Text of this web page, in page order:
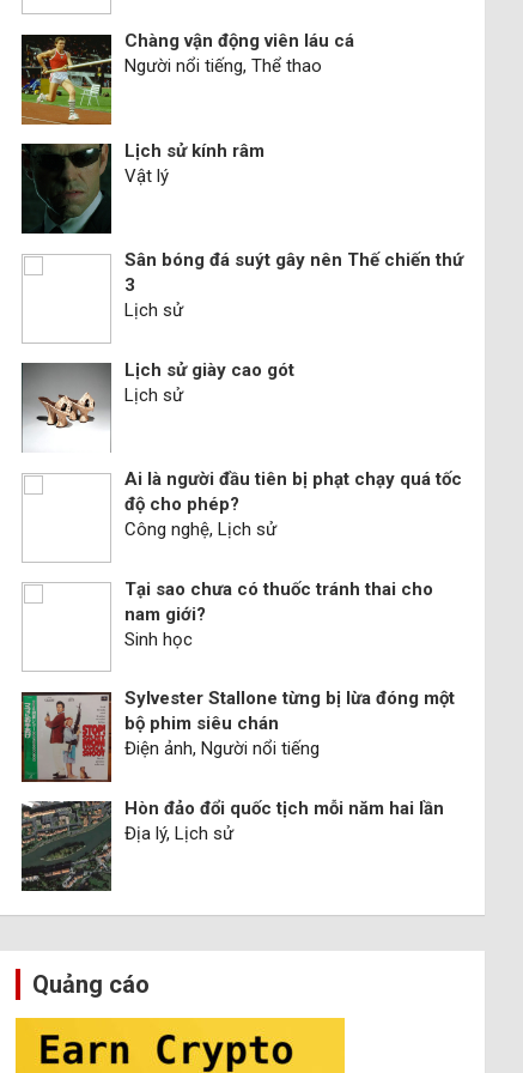
Chàng vận động viên láu cá
Người nổi tiếng, Thể thao
Lịch sử kính râm
Vật lý
Sân bóng đá suýt gây nên Thế chiến thứ
3
Lịch sử
Lịch sử giày cao gót
Lịch sử
Ai là người đầu tiên bị phạt chạy quá tốc
độ cho phép?
Công nghệ, Lịch sử
Tại sao chưa có thuốc tránh thai cho
nam giới?
Sinh học
Sylvester Stallone từng bị lừa đóng một
bộ phim siêu chán
Điện ảnh, Người nổi tiếng
Hòn đảo đổi quốc tịch mỗi năm hai lần
Địa lý, Lịch sử
Quảng cáo